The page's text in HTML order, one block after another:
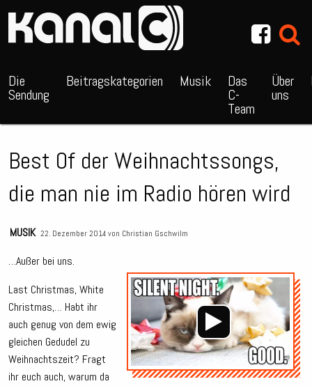
Die
Sendung
Beitragskategorien Musik Das
C-
Team
Über
uns
Best Of der Weihnachtssongs,
die man nie im Radio hören wird
MUSIK 22. Dezember 2014 von Christian Gschwilm
…Außer bei uns.
Last Christmas, White
Christmas,… Habt ihr
auch genug von dem ewig
gleichen Gedudel zu
Weihnachtszeit? Fragt
ihr euch auch, warum da